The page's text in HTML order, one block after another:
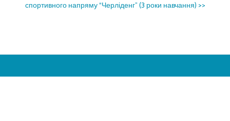
спортивного напряму “Черліденг” (3 роки навчання) >>